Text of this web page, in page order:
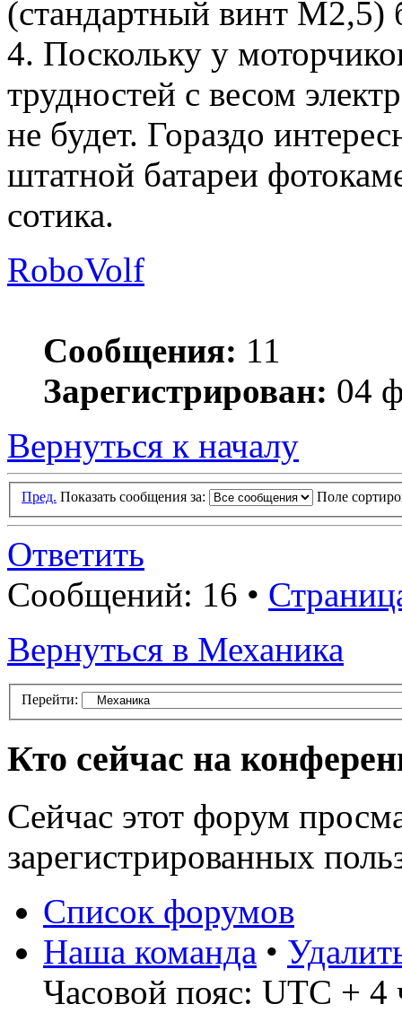
(стандартный винт М2,5)
4. Поскольку у
трудностей с весом
не будет. Гораздо
штатной батареи
сотика.
RoboVolf
Сообщения: 11
Зарегистрирован: 04
Вернуться к началу
Пред. Показать сообщения за: Поле
Ответить
Сообщений: 16 •
Вернуться в Механика
Перейти:
Кто сейчас на
Сейчас этот форум
зарегистрированных
Список форумов
Наша команда •
Часовой пояс: UTC + 4